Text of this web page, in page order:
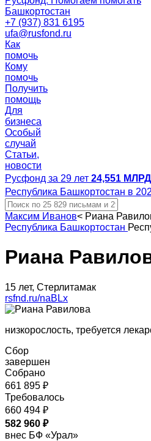
Башкортостан
+7 (937) 831 6195
ufa@rusfond.ru
Как
помочь
Кому
помочь
Получить
помощь
Для
бизнеса
Особый
случай
Статьи,
новости
Русфонд за 29 лет 24,551
Республика Башкортостан в
Максим Иванов< Риана
Республика Башкортостан
Риана
15 лет, Стерлитамак
rsfnd.ru/naBLx
низкорослость, требуется
Сбор
завершен
Собрано
661 895 ₽
Требовалось
660 494 ₽
582 960 ₽
внес БФ «Урал»